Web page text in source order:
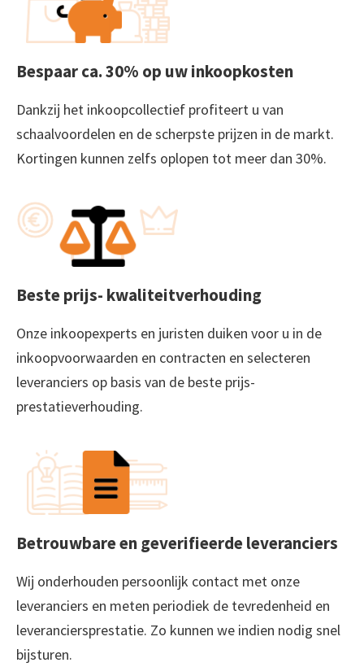
Bespaar ca. 30% op uw inkoopkosten
Dankzij het inkoopcollectief profiteert u van
schaalvoordelen en de scherpste prijzen in de markt.
Kortingen kunnen zelfs oplopen tot meer dan 30%.
Beste prijs- kwaliteitverhouding
Onze inkoopexperts en juristen duiken voor u in de
inkoopvoorwaarden en contracten en selecteren
leveranciers op basis van de beste prijs-
prestatieverhouding.
Betrouwbare en geverifieerde leveranciers
Wij onderhouden persoonlijk contact met onze
leveranciers en meten periodiek de tevredenheid en
leveranciersprestatie. Zo kunnen we indien nodig snel
bijsturen.